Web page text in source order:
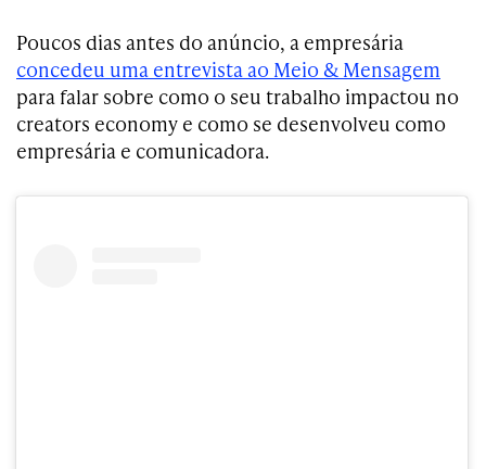
Poucos dias antes do anúncio, a empresária
concedeu uma entrevista ao Meio & Mensagem
para falar sobre como o seu trabalho impactou no
creators economy e como se desenvolveu como
empresária e comunicadora.